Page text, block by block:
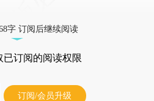
字 订阅后继续阅读
已订阅的阅读权限
订阅/会员升级